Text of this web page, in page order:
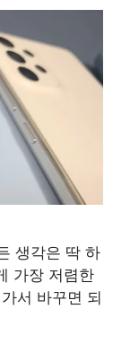
생각은 딱 하
가장 저렴한
서 바꾸면 되